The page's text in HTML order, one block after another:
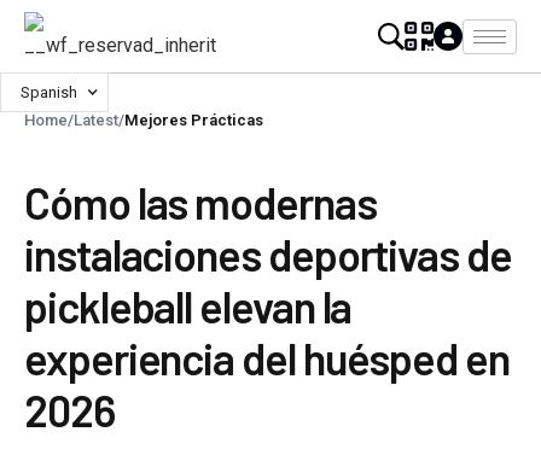
Spanish
Home/Latest/Mejores Prácticas
Cómo las modernas
instalaciones deportivas de
pickleball elevan la
experiencia del huésped en
2026